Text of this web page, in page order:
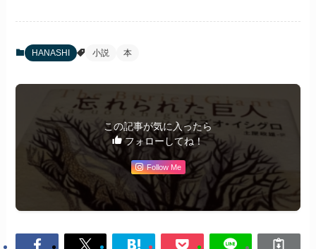
HANASHI 小説 本
この記事が気に入ったら
フォローしてね！
Follow Me